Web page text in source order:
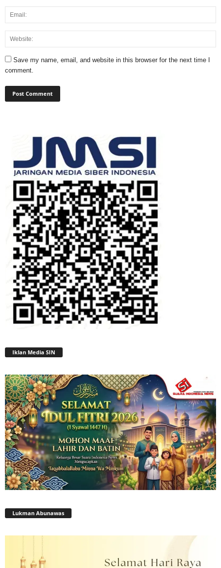
Save my name, email, and website in this browser for the next time I
comment.
Iklan Media SIN
Lukman Abunawas